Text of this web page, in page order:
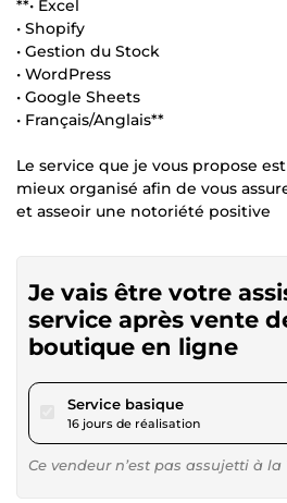
**• Excel
• Shopify
• Gestion du Stock
• WordPress
• Google Sheets
• Français/Anglais**
Le service que je vous propose
mieux organisé afin de vous
et asseoir une notoriété positive
Je vais être votre
service après vente
boutique en ligne
Service basiquepour 346,83
16 jours de réalisation
Ce vendeur n’est pas assujetti à la